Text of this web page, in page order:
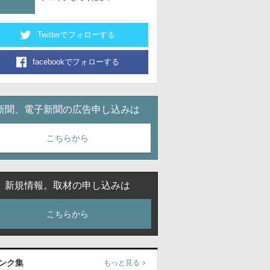
Twitterでフォローする
facebookでフォローする
聞、電子新聞の広告申し込みは
こちらから
新規情報。取材の申し込みは
こちらから
ク集 もっと見る